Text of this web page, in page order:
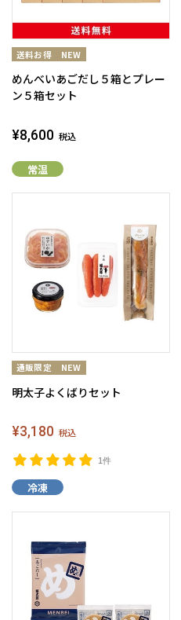
めんべいあごだし５箱とプレー
ン５箱セット
¥8,600 税込
常温
明太子よくばりセット
1件
¥3,180 税込
冷凍